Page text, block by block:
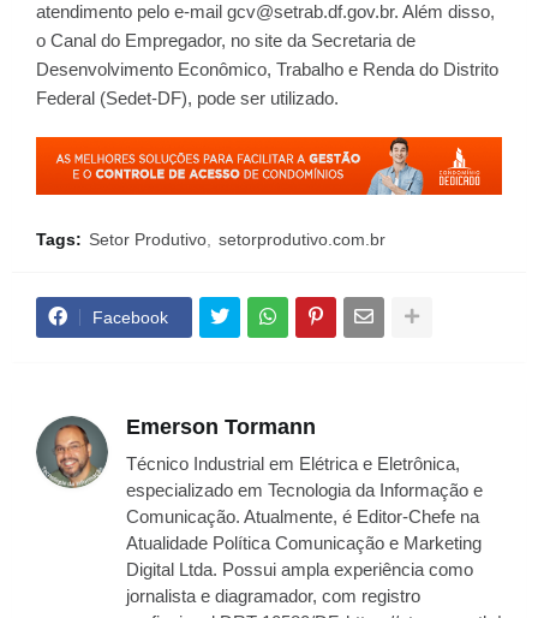
atendimento pelo e-mail gcv@setrab.df.gov.br. Além disso,
o Canal do Empregador, no site da Secretaria de
Desenvolvimento Econômico, Trabalho e Renda do Distrito
Federal (Sedet-DF), pode ser utilizado.
Tags: Setor Produtivo setorprodutivo.com.br
Facebook
Emerson Tormann
Técnico Industrial em Elétrica e Eletrônica,
especializado em Tecnologia da Informação e
Comunicação. Atualmente, é Editor-Chefe na
Atualidade Política Comunicação e Marketing
Digital Ltda. Possui ampla experiência como
jornalista e diagramador, com registro